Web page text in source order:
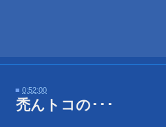
禿んトコの･･･
■0:52:00